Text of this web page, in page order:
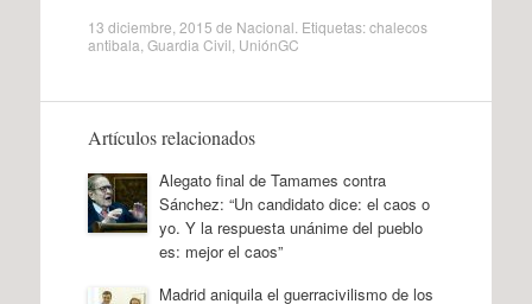
13 diciembre, 2015 de Nacional . Etiquetas:chalecos
antibala Guardia Civil UniónGC
Artículos relacionados
Alegato final de Tamames contra
Sánchez: “Un candidato dice: el caos o
yo. Y la respuesta unánime del pueblo
es: mejor el caos”
Madrid aniquila el guerracivilismo de los